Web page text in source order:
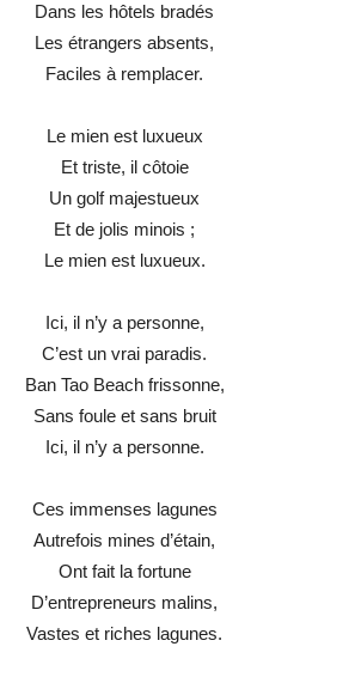
Dans les hôtels bradés
Les étrangers absents,
Faciles à remplacer.
Le mien est luxueux
Et triste, il côtoie
Un golf majestueux
Et de jolis minois ;
Le mien est luxueux.
Ici, il n’y a personne,
C’est un vrai paradis.
Ban Tao Beach frissonne,
Sans foule et sans bruit
Ici, il n’y a personne.
Ces immenses lagunes
Autrefois mines d’étain,
Ont fait la fortune
D’entrepreneurs malins,
Vastes et riches lagunes.